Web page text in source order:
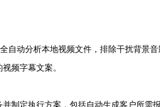
动分析本地视频文件，排除干扰背景音
频字幕文案。
定执行方案，包括自动生成客户所需